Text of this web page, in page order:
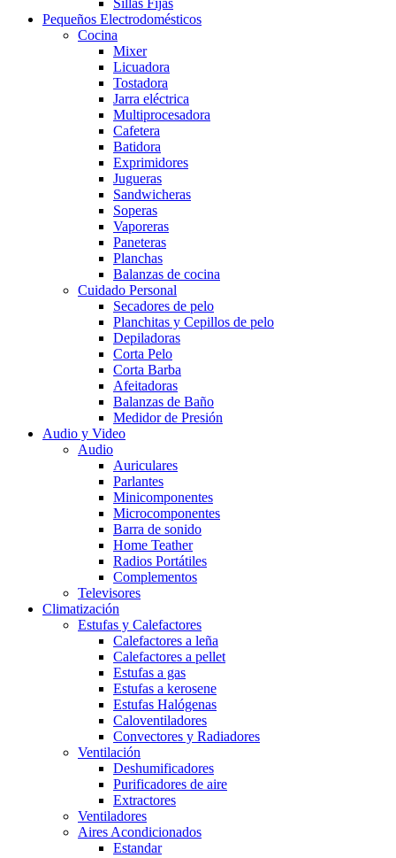
Sillas Fijas
Pequeños Electrodomésticos
Cocina
Mixer
Licuadora
Tostadora
Jarra eléctrica
Multiprocesadora
Cafetera
Batidora
Exprimidores
Jugueras
Sandwicheras
Soperas
Vaporeras
Paneteras
Planchas
Balanzas de cocina
Cuidado Personal
Secadores de pelo
Planchitas y Cepillos de pelo
Depiladoras
Corta Pelo
Corta Barba
Afeitadoras
Balanzas de Baño
Medidor de Presión
Audio y Video
Audio
Auriculares
Parlantes
Minicomponentes
Microcomponentes
Barra de sonido
Home Teather
Radios Portátiles
Complementos
Televisores
Climatización
Estufas y Calefactores
Calefactores a leña
Calefactores a pellet
Estufas a gas
Estufas a kerosene
Estufas Halógenas
Caloventiladores
Convectores y Radiadores
Ventilación
Deshumificadores
Purificadores de aire
Extractores
Ventiladores
Aires Acondicionados
Estandar